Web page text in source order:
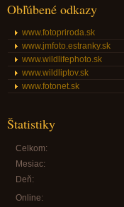
Obľúbené odkazy
www.fotopriroda.sk
www.jmfoto.estranky.sk
www.wildlifephoto.sk
www.wildliptov.sk
www.fotonet.sk
Štatistiky
Online:
Celkom:
Mesiac:
Deň: